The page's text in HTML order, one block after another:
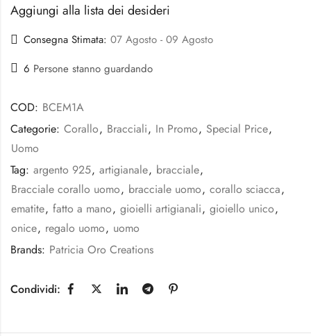
Aggiungi alla lista dei desideri
Consegna Stimata: 07 Agosto - 09 Agosto
6 Persone stanno guardando
COD: BCEM1A
Categorie: Corallo, Bracciali, In Promo, Special Price,
Uomo
Tag: argento 925, artigianale, bracciale,
Bracciale corallo uomo, bracciale uomo, corallo sciacca,
ematite, fatto a mano, gioielli artigianali, gioiello unico,
onice, regalo uomo, uomo
Brands: Patricia Oro Creations
Condividi: